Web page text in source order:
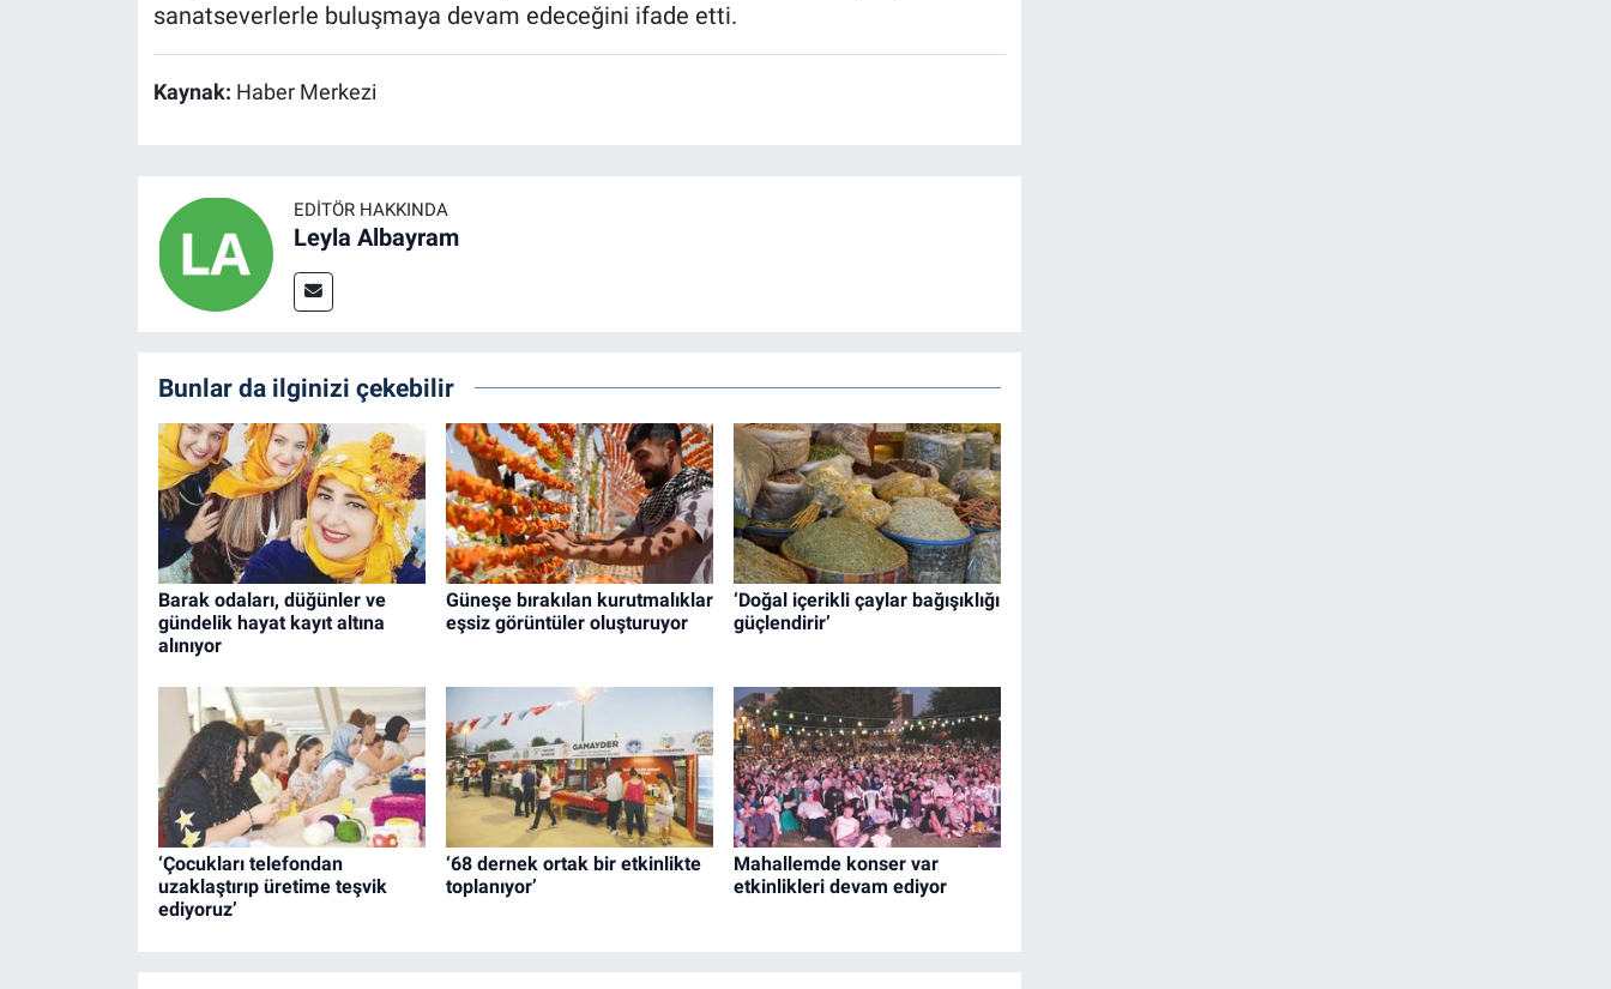
sanatseverlerle buluşmaya devam edeceğini ifade etti.
Kaynak: Haber Merkezi
EDITÖR HAKKINDA
Leyla Albayram
Bunlar da ilginizi çekebilir
Barak odaları, düğünler ve
gündelik hayat kayıt altına
alınıyor
Güneşe bırakılan kurutmalıklar
eşsiz görüntüler oluşturuyor
‘Doğal içerikli çaylar bağışıklığı
güçlendirir’
‘Çocukları telefondan
uzaklaştırıp üretime teşvik
ediyoruz’
‘68 dernek ortak bir etkinlikte
toplanıyor’
Mahallemde konser var
etkinlikleri devam ediyor